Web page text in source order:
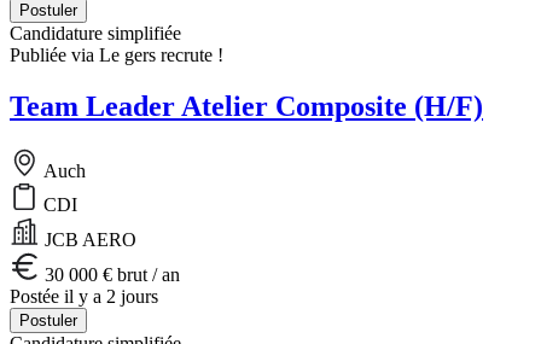
Postuler
Candidature simplifiée
Publiée via Le gers recrute !
Team Leader Atelier Composite (H/F)
Auch
CDI
JCB AERO
30 000 € brut / an
Postée il y a 2 jours
Postuler